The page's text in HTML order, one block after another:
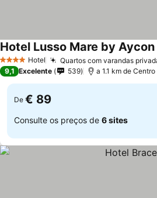
4 EstrelasHotel Quartos com varandas
Hotel Lusso Mare by Aycon
9,1 Excelente 539 a 1.1 km de
De € 89
Consulte os preços de 6 sites